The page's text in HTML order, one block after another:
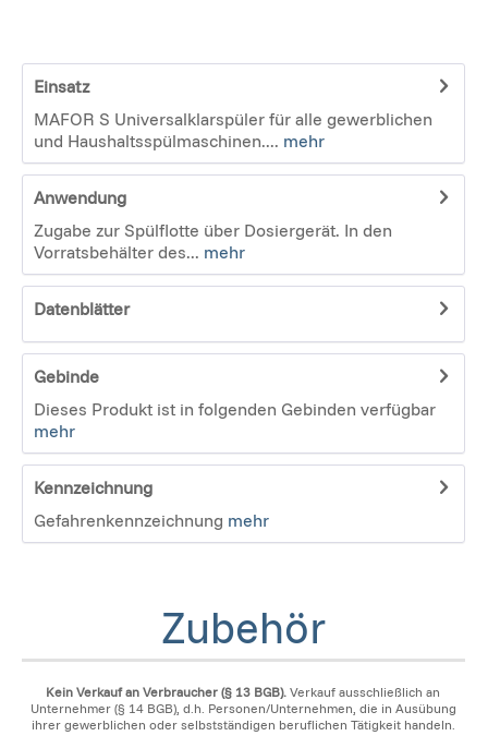
Einsatz
MAFOR S Universalklarspüler für alle gewerblichen
und Haushaltsspülmaschinen.... mehr
Anwendung
Zugabe zur Spülflotte über Dosiergerät. In den
Vorratsbehälter des... mehr
Datenblätter
Gebinde
Dieses Produkt ist in folgenden Gebinden verfügbar
mehr
Kennzeichnung
Gefahrenkennzeichnung mehr
Zubehör
Kein Verkauf an Verbraucher (§ 13 BGB). Verkauf ausschließlich an
Unternehmer (§ 14 BGB), d.h. Personen/Unternehmen, die in Ausübung
ihrer gewerblichen oder selbstständigen beruflichen Tätigkeit handeln.